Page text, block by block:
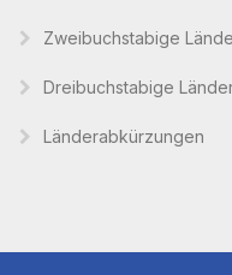
Zweibuchstabige
Dreibuchstabige
Länderabkürzungen